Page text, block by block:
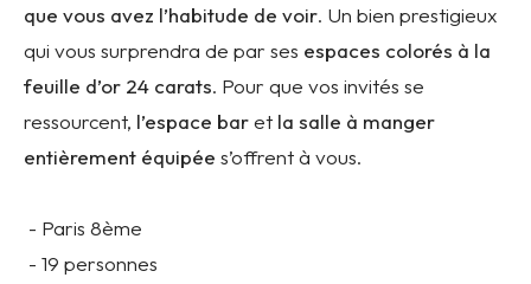
que vous avez l’habitude de voir. Un bien prestigieux
qui vous surprendra de par ses espaces colorés à la
feuille d’or 24 carats. Pour que vos invités se
ressourcent, l’espace baret la salle à manger
entièrement équipée s’offrent à vous.
- Paris 8ème
- 19 personnes